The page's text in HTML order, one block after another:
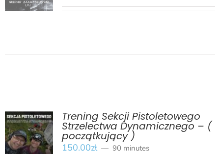
BOOK
/
SZCZEGÓŁY
Trening Sekcji Pistoletowego
Strzelectwa Dynamicznego – (
początkujący )
150.00zł 90 minutes